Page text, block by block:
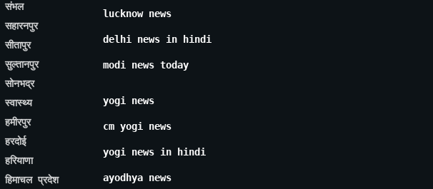
संभल
सहारनपुर
सीतापुर
सुल्तानपुर
सोनभद्र
स्वास्थ्य
हमीरपुर
हरदोई
हरियाणा
हिमाचल प्रदेश
lucknow news
delhi news in hindi
modi news today
yogi news
cm yogi news
yogi news in hindi
ayodhya news